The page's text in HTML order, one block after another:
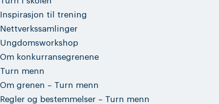
Inspirasjon til trening
Nettverkssamlinger
Ungdomsworkshop
Om konkurransegrenene
Turn menn
Om grenen – Turn menn
Regler og bestemmelser – Turn menn